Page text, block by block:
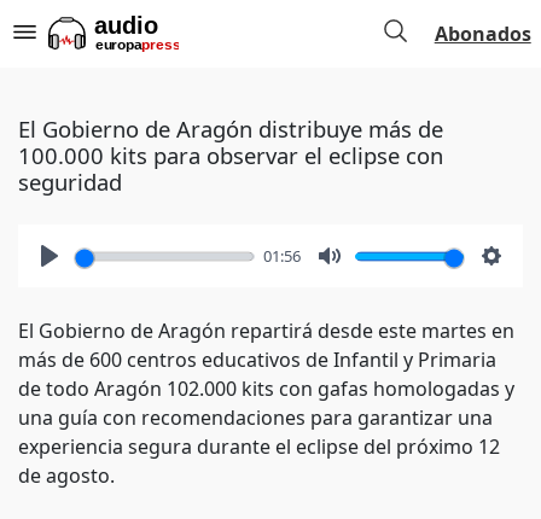
Abonados
El Gobierno de Aragón distribuye más de
100.000 kits para observar el eclipse con
seguridad
01:56
El Gobierno de Aragón repartirá desde este martes en
más de 600 centros educativos de Infantil y Primaria
de todo Aragón 102.000 kits con gafas homologadas y
una guía con recomendaciones para garantizar una
experiencia segura durante el eclipse del próximo 12
de agosto.